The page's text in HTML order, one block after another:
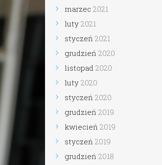
marzec2021
luty2021
styczeń2021
grudzień2020
listopad2020
luty2020
styczeń2020
grudzień2019
kwiecień2019
styczeń2019
grudzień2018